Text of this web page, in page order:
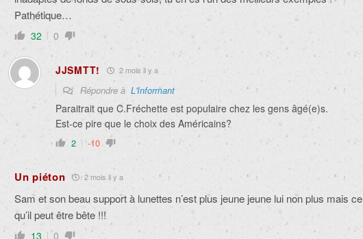
Pathétique…
32 0
JJSMTT! 2 mois il y a
Répondre à L'Informant
Paraitrait que C.Fréchette est populaire chez les gens âgé(e)s.
Est-ce pire que le choix des Américains?
2 -10
Un piéton 2 mois il y a
Sam et son beau support à lunettes n’est plus jeune jeune lui non plus mais ce
qu’il peut être bête !!!
13 0